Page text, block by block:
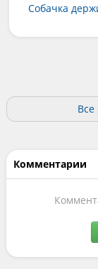
Собачка
Все
Комментарии